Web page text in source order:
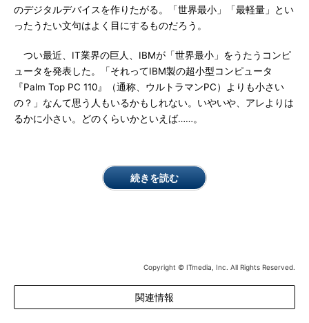
のデジタルデバイスを作りたがる。「世界最小」「最軽量」とい
ったうたい文句はよく目にするものだろう。
つい最近、IT業界の巨人、IBMが「世界最小」をうたうコンピ
ュータを発表した。「それってIBM製の超小型コンピュータ
『Palm Top PC 110』（通称、ウルトラマンPC）よりも小さい
の？」なんて思う人もいるかもしれない。いやいや、アレよりは
るかに小さい。どのくらいかといえば……。
続きを読む
Copyright © ITmedia, Inc. All Rights Reserved.
関連情報